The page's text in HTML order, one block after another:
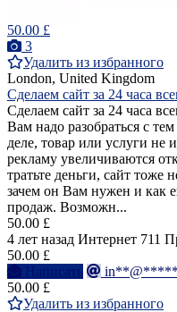
50.00 £
3
Удалить из избранного
London, United Kingdom
Сделаем сайт за 24 часа
Сделаем сайт за 24 часа
Вам надо разобраться с
деле, товар или услуги не
рекламу увеличиваются
тратьте деньги, сайт
зачем он Вам нужен и как
продаж. Возможн...
50.00 £
4 лет назад Интернет 711
50.00 £
Написать
50.00 £
Удалить из избранного